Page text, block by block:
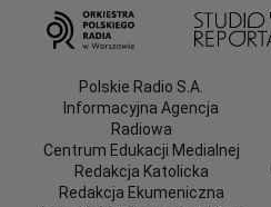
Polskie Radio S.A.
Informacyjna Agencja
Radiowa
Centrum Edukacji Medialnej
Redakcja Katolicka
Redakcja Ekumeniczna